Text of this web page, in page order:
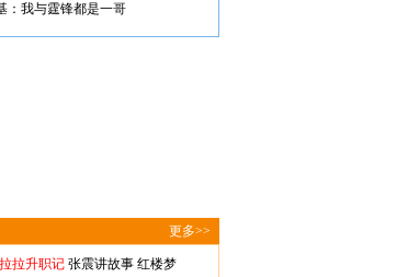
：我与霆锋都是一哥
更多>>
拉升职记 张震讲故事 红楼梦